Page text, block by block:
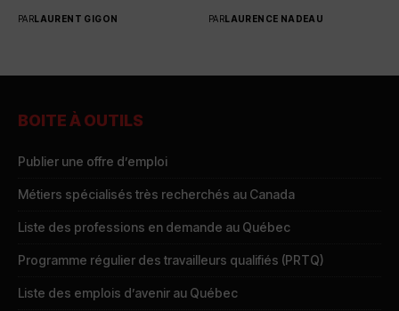
PARLAURENT GIGON PARLAURENCE NADEAU
BOITE À OUTILS
Publier une offre d’emploi
Métiers spécialisés très recherchés au Canada
Liste des professions en demande au Québec
Programme régulier des travailleurs qualifiés (PRTQ)
Liste des emplois d’avenir au Québec